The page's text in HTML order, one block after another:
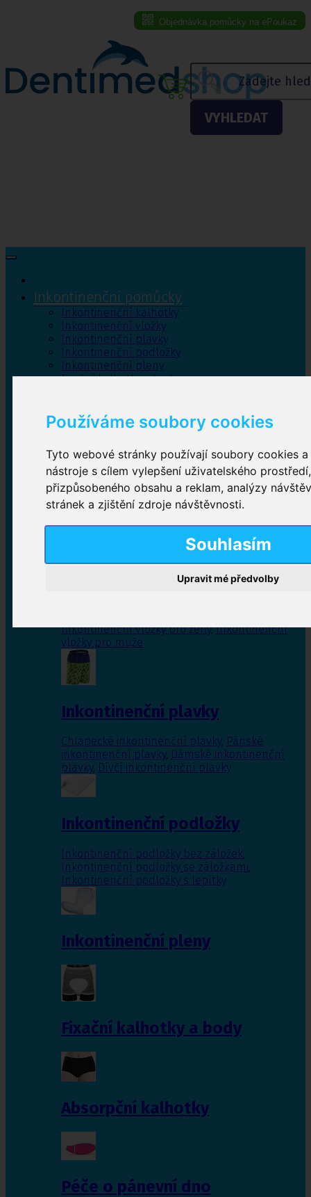
Používáme soubory cookies
Tyto webové stránky používají soubory cookies
nástroje s cílem vylepšení uživatelského
přizpůsobeného obsahu a reklam, analýzy
stránek a zjištění zdroje návštěvnosti.
Souhlasím
Upravit mé předvolby
Objednávka pomůcky na ePoukaz
VYHLEDAT
Inkontinenční pomůcky
Inkontinenční kalhotky
Inkontinenční vložky
Inkontinenční plavky
Inkontinenční podložky
Inkontinenční pleny
Fixační kalhotky a body
Bylinky
Inkontinenční kalhotky
Plenkové kalhotky navlékací,Plenkové kalhotky
zalepovací,Inkontinenční kalhotky dámské,
Inkontinenční kalhotky pro muže
Inkontinenční vložky pro ženy,Inkontinenční
vložky pro muže
Inkontinenční plavky
Chlapecké inkontinenční plavky, Pánské
inkontinenční plavky, Dámské inkontinenční
plavky, Dívčí inkontinenční plavky
Inkontinenční podložky
Inkontinenční podložky bez záložek,
Inkontinenční podložky se záložkami,
Inkontinenční podložky s lepítky
Inkontinenční pleny
Fixační kalhotky a body
Absorpční kalhotky
Péče o pánevní dno